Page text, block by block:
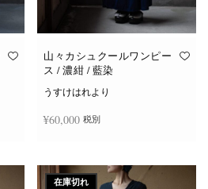
山々カシュクールワンピー
ス / 濃紺 / 藍染
うすけはれより
¥60,000 税別
在庫切れ